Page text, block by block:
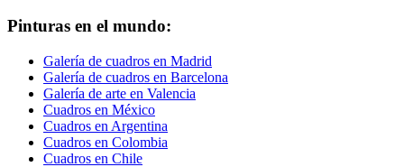
Pinturas en el mundo:
Galería de cuadros en Madrid
Galería de cuadros en Barcelona
Galería de arte en Valencia
Cuadros en México
Cuadros en Argentina
Cuadros en Colombia
Cuadros en Chile